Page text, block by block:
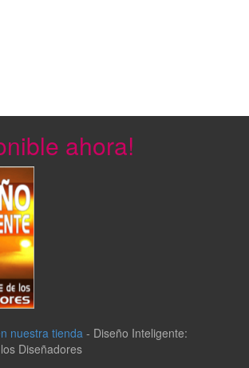
ahora!
nuestra tienda- Diseño Inteligente:
Diseñadores